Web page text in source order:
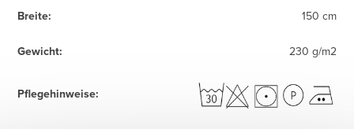
Breite: 150 cm
Gewicht: 230 g/m2
Pflegehinweise: